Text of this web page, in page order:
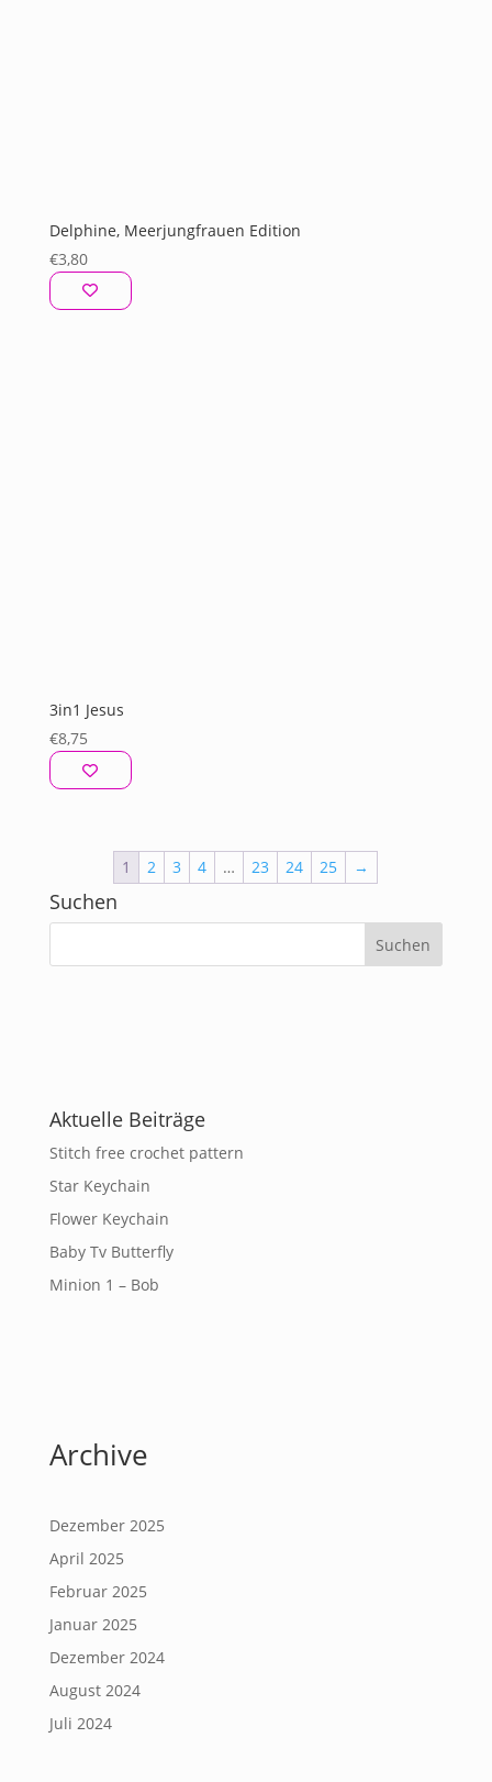
Delphine, Meerjungfrauen Edition
€3,80
3in1 Jesus
€8,75
1 2 3 4 … 23 24 25 →
Suchen
Aktuelle Beiträge
Stitch free crochet pattern
Star Keychain
Flower Keychain
Baby Tv Butterfly
Minion 1 – Bob
Archive
Dezember 2025
April 2025
Februar 2025
Januar 2025
Dezember 2024
August 2024
Juli 2024